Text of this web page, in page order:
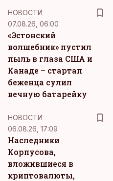
НОВОСТИ
07.08.26, 06:00
«Эстонский
волшебник» пустил
пыль в глаза США и
Канаде – стартап
беженца сулил
вечную батарейку
НОВОСТИ
06.08.26, 17:09
Наследники
Корпусова,
вложившиеся в
криптовалюты,